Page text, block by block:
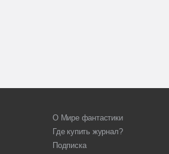
О Мире фантастики
Где купить журнал?
Подписка